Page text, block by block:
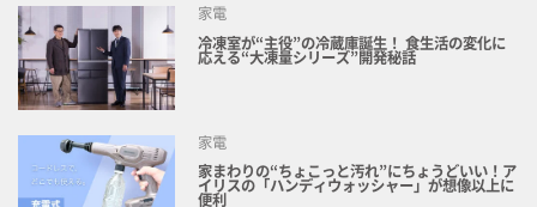
家電
冷凍室が“主役”の冷蔵庫誕生！ 食生活の変化に
応える“大凍量シリーズ”開発秘話
家電
家まわりの“ちょこっと汚れ”にちょうどいい！ア
イリスの「ハンディウォッシャー」が想像以上に
便利